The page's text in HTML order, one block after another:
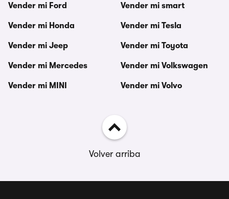
Vender mi Ford
Vender mi Honda
Vender mi Jeep
Vender mi Mercedes
Vender mi MINI
Vender mi smart
Vender mi Tesla
Vender mi Toyota
Vender mi Volkswagen
Vender mi Volvo
Volver arriba